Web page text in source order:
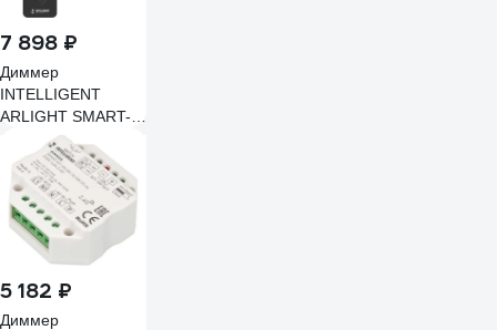
7 898 ₽
Диммер
INTELLIGENT
ARLIGHT SMART-
SET-TRIAC-601-72-
DIM-PD-IN Black IA
039329
5 182 ₽
Диммер